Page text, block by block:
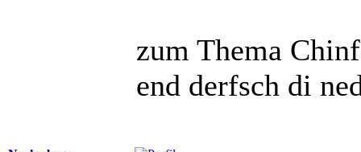
zum Thema
end derfsch di